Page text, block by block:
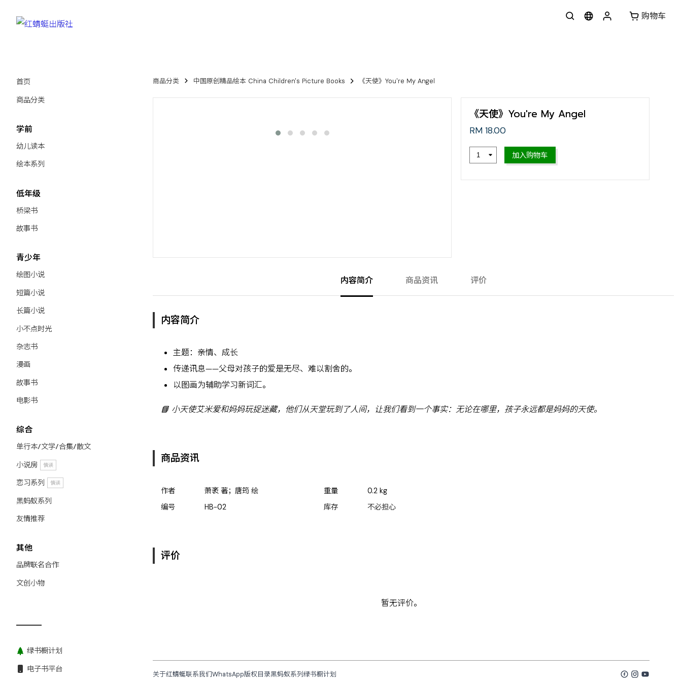
购物车
首页
商品分类
学前
幼儿读本
绘本系列
低年级
桥梁书
故事书
青少年
绘图小说
短篇小说
长篇小说
小不点时光
杂志书
漫画
故事书
电影书
综合
单行本/文学/合集/散文
小说房
慎读
恋习系列 慎读
黑蚂蚁系列
友情推荐
其他
品牌联名合作
文创小物
绿书橱计划
电子书平台
商品分类 中国原创精品绘本 China Children's Picture Books 《天使》You're My Angel
《天使》You're My Angel
RM 18.00
加入购物车
内容简介 商品资讯 评价
内容简介
主题：亲情、成长
传递讯息——父母对孩子的爱是无尽、难以割舍的。
以图画为辅助学习新词汇。
📘 小天使艾米爱和妈妈玩捉迷藏，他们从天堂玩到了人间，让我们看到一个事实：无论在哪里，孩子永远都是妈妈的天使。
商品资讯
作者
萧袤 著；唐筠 绘
编号
HB-02
重量 0.2 kg
库存
不必担心
评价
暂无评价。
关于红蜻蜓联系我们WhatsApp版权目录黑蚂蚁系列绿书橱计划